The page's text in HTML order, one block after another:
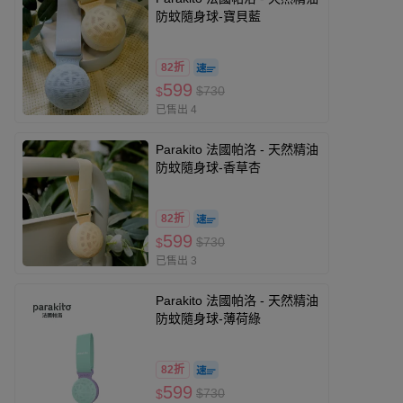
防蚊隨身球-寶貝藍
82折
$599 $730
已售出 4
Parakito 法國帕洛 - 天然精油
防蚊隨身球-香草杏
82折
$599 $730
已售出 3
Parakito 法國帕洛 - 天然精油
防蚊隨身球-薄荷綠
82折
$599 $730